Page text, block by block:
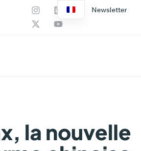
Newsletter
la nouvelle